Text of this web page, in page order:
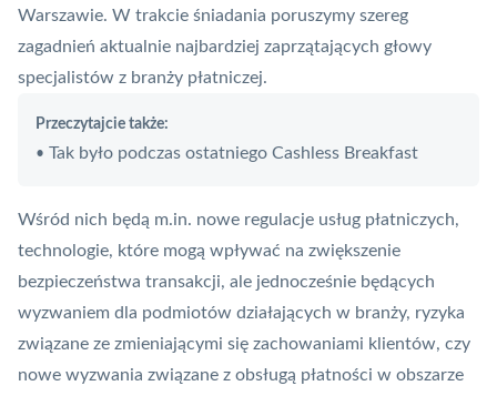
Warszawie. W trakcie śniadania poruszymy szereg
zagadnień aktualnie najbardziej zaprzątających głowy
specjalistów z branży płatniczej.
Przeczytajcie także:
• Tak było podczas ostatniego Cashless Breakfast
Wśród nich będą m.in. nowe regulacje usług płatniczych,
technologie, które mogą wpływać na zwiększenie
bezpieczeństwa transakcji, ale jednocześnie będących
wyzwaniem dla podmiotów działających w branży, ryzyka
związane ze zmieniającymi się zachowaniami klientów, czy
nowe wyzwania związane z obsługą płatności w obszarze